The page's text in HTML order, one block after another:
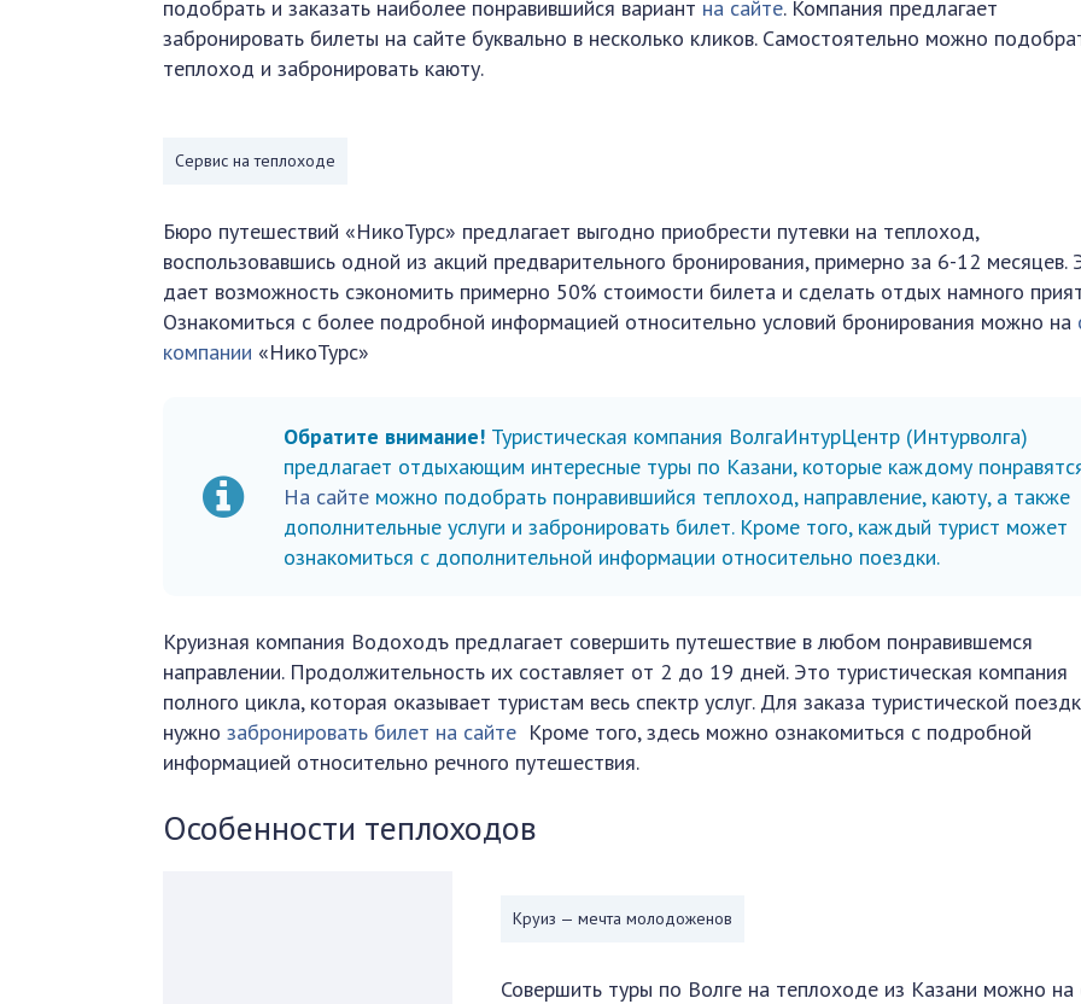
подобрать и заказать наиболее понравившийся вариант на сайте. Компания предлагает
забронировать билеты на сайте буквально в несколько кликов. Самостоятельно можно
теплоход и забронировать каюту.
Сервис на теплоходе
Бюро путешествий «НикоТурс» предлагает выгодно приобрести путевки на теплоход,
воспользовавшись одной из акций предварительного бронирования, примерно за 6-12 месяцев.
дает возможность сэкономить примерно 50% стоимости билета и сделать отдых намного
Ознакомиться с более подробной информацией относительно условий бронирования можно на
компании «НикоТурс»
Обратите внимание! Туристическая компания ВолгаИнтурЦентр (Интурволга)
предлагает отдыхающим интересные туры по Казани, которые каждому
На сайте можно подобрать понравившийся теплоход, направление, каюту, а также
дополнительные услуги и забронировать билет. Кроме того, каждый турист может
ознакомиться с дополнительной информации относительно поездки.
Круизная компания Водоходъ предлагает совершить путешествие в любом понравившемся
направлении. Продолжительность их составляет от 2 до 19 дней. Это туристическая компания
полного цикла, которая оказывает туристам весь спектр услуг. Для заказа туристической
нужнозабронировать билет на сайте Кроме того, здесь можно ознакомиться с подробной
информацией относительно речного путешествия.
Особенности теплоходов
Круиз — мечта молодоженов
Совершить туры по Волге на теплоходе из Казани можно